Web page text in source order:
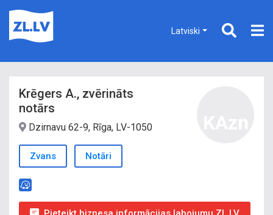
Latviski
Krēgers A., zvērināts
notārs
Dzirnavu 62-9, Rīga, LV-1050
Zvans Notāri